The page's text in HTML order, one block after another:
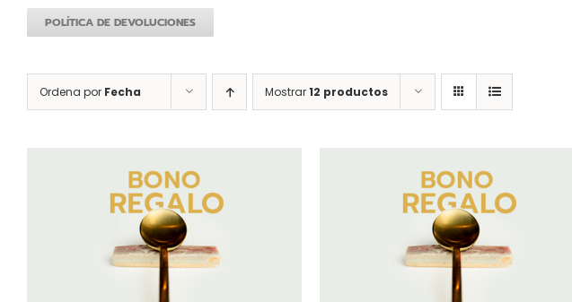
POLÍTICA DE DEVOLUCIONES
Ordena por Fecha Mostrar12 productos
SELECCIONAR IMPORTE SELECCIONAR IMPORTE